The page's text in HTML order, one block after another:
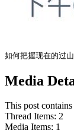
如何把握现在的过
Media
This post contains
Thread Items: 2
Media Items: 1